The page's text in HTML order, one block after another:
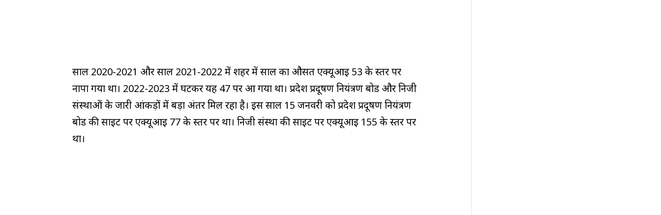
साल 2020-2021 और साल 2021-2022 में शहर में साल का औसत एक्यूआई 53 के स्तर पर
नापा गया था। 2022-2023 में घटकर यह 47 पर आ गया था। प्रदेश प्रदूषण नियंत्रण बोर्ड और निजी
संस्थाओं के जारी आंकड़ों में बड़ा अंतर मिल रहा है। इस साल 15 जनवरी को प्रदेश प्रदूषण नियंत्रण
बोर्ड की साइट पर एक्यूआई 77 के स्तर पर था। निजी संस्था की साइट पर एक्यूआई 155 के स्तर पर
था।